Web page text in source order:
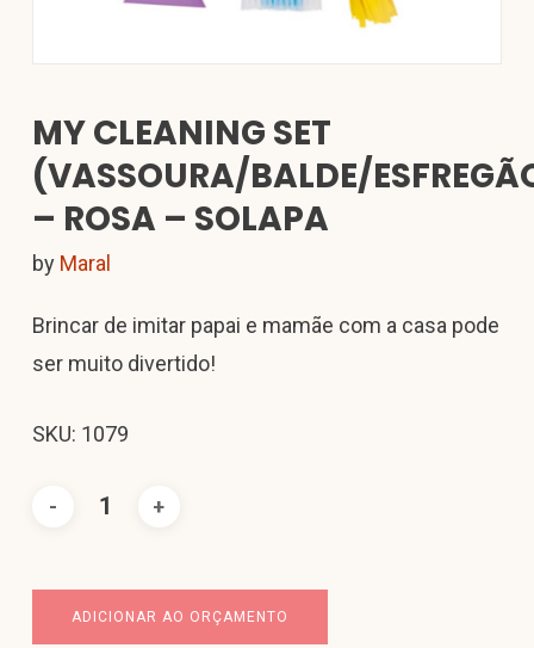
MY CLEANING SET
(VASSOURA/BALDE/
– ROSA – SOLAPA
by Maral
Brincar de imitar papai e mamãe com a casa pode
ser muito divertido!
SKU: 1079
ADICIONAR AO ORÇAMENTO